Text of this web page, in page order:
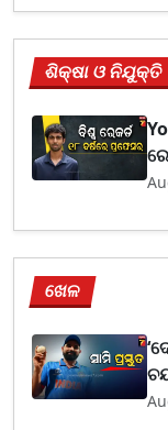
ଶିକ୍ଷା ଓ ନିଯୁକ୍ତି
ଖେଳ